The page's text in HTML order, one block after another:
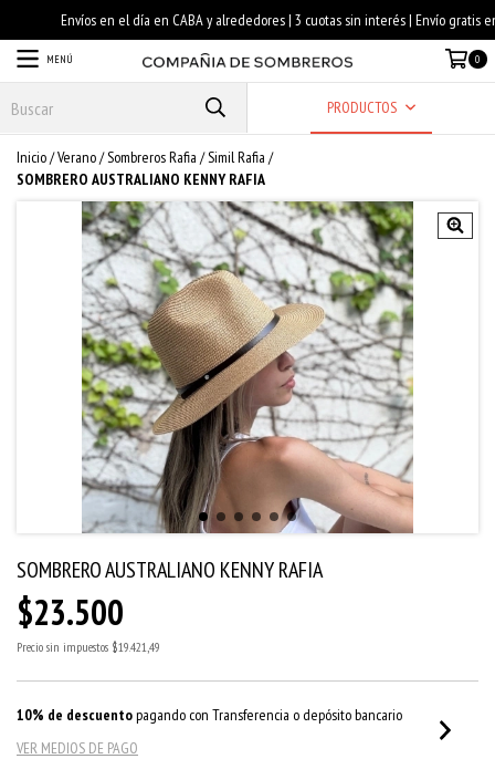
MENÚ 0
PRODUCTOS
Inicio/Verano/Sombreros Rafia /Simil Rafia /
SOMBRERO AUSTRALIANO KENNY RAFIA
SOMBRERO AUSTRALIANO KENNY RAFIA
$23.500
Precio sin impuestos $19.421,49
10% de descuentopagando con Transferencia o depósito bancario
VER MEDIOS DE PAGO